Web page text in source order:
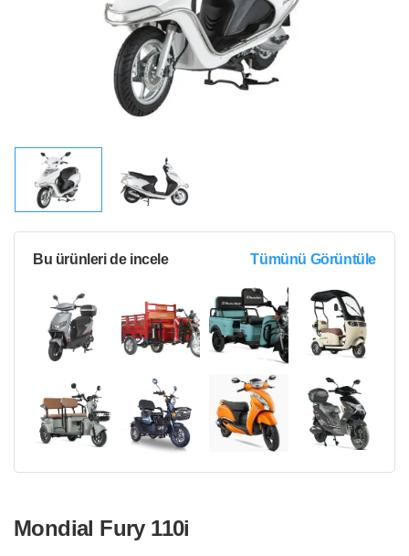
Bu ürünleri de incele Tümünü Görüntüle
Mondial Fury 110i